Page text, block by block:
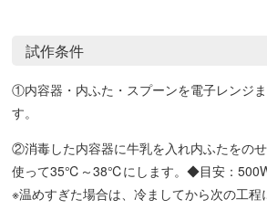
試作条件
①内容器・内ふた・スプーンを電子レンジ
す。
②消毒した内容器に牛乳を入れ内ふたをの
使って35℃～38℃にします。◆目安：
※温めすぎた場合は、冷ましてから次の工程